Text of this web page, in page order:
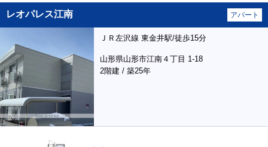
レオパレス江南 アパート
ＪＲ左沢線 東金井駅/徒歩15分
山形県山形市江南４丁目 1-18
2階建 / 築25年